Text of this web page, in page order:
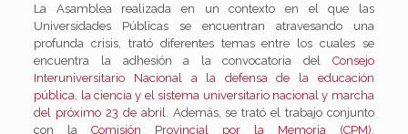
La Asamblea realizada en un contexto en el que las
Universidades Públicas se encuentran atravesando una
profunda crisis, trató diferentes temas entre los cuales se
encuentra la adhesión a la convocatoria del Consejo
Interuniversitario Nacional a la defensa de la educación
pública, la ciencia y el sistema universitario nacional y marcha
del próximo 23 de abril
. Además, se trató el trabajo conjunto
con laComisión Provincial por la Memoria (CPM)